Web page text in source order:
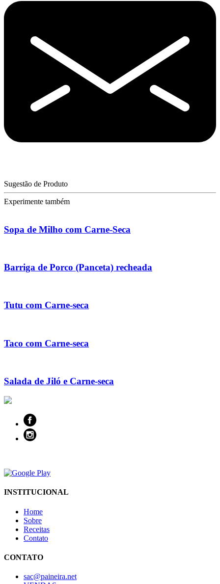
Sugestão de Produto
Experimente também
Sopa de Milho com Carne-Seca
Barriga de Porco (Panceta) recheada
Tutu com Carne-seca
Taco com Carne-seca
Salada de Jiló e Carne-seca
INSTITUCIONAL
Home
Sobre
Receitas
Contato
CONTATO
sac@paineira.net